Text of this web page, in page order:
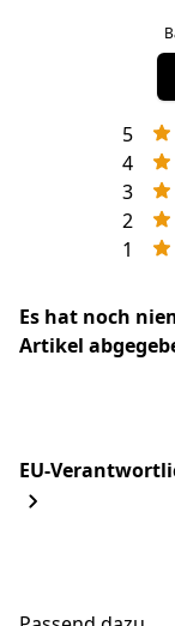
5
4
3
2
1
Es hat noch
Artikel
EU-